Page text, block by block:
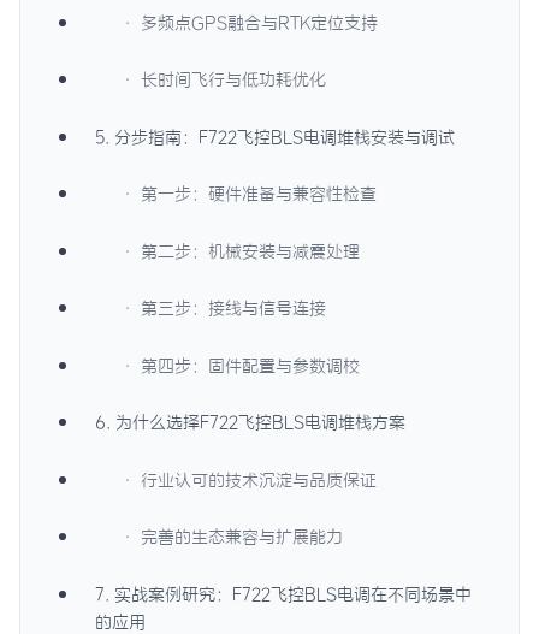
· 多频点GPS融合与RTK定位支持
· 长时间飞行与低功耗优化
5. 分步指南：F722飞控BLS电调堆栈安装与调试
· 第一步：硬件准备与兼容性检查
· 第二步：机械安装与减震处理
· 第三步：接线与信号连接
· 第四步：固件配置与参数调校
6. 为什么选择F722飞控BLS电调堆栈方案
· 行业认可的技术沉淀与品质保证
· 完善的生态兼容与扩展能力
7. 实战案例研究：F722飞控BLS电调在不同场景中
的应用